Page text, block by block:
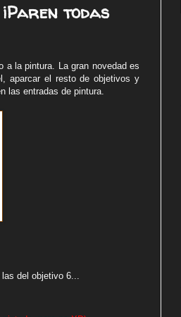
todas
a la pintura. La gran novedad es
aparcar el resto de objetivos y
las entradas de pintura.
del objetivo 6...